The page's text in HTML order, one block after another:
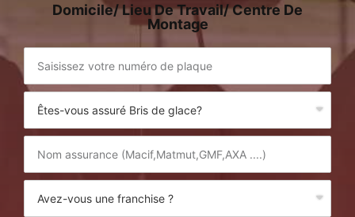
Domicile/ Lieu De Travail/ Centre De
Montage